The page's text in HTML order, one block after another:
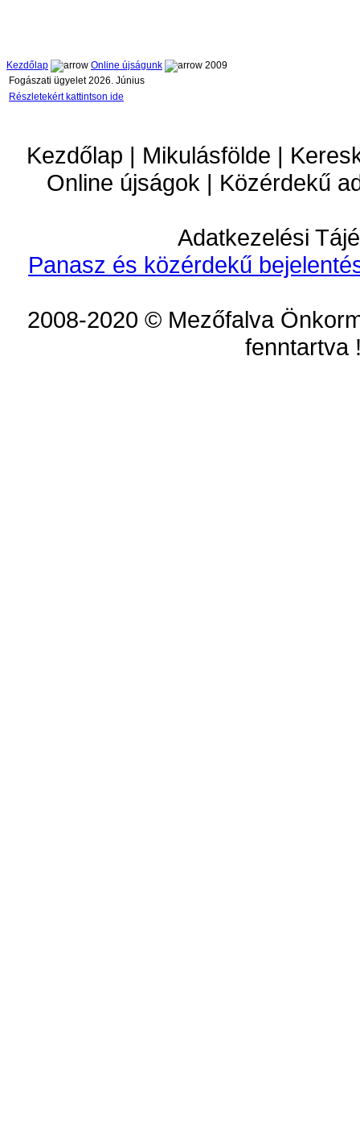
Kezdőlap Online újságunk
2009
Fogászati ügyelet 2026. Június
Részletekért kattintson ide
Kezdőlap | Mikulásfölde |
Online újságok | Közérdekű
Adatkezelési
Panasz és közérdekű
2008-2020 © Mezőfalva
fenntartva